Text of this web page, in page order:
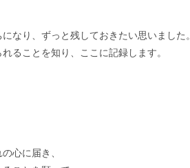
なり、ずっと残しておきたい思いました。
ることを知り、ここに記録します。
心に届き、